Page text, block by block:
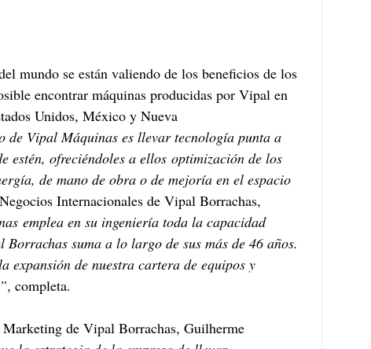
mundo se están valiendo de los beneficios de los
encontrar máquinas producidas por Vipal en
Unidos, México y Nueva
de Vipal Máquinas es llevar tecnología punta a
estén, ofreciéndoles a ellos optimización de los
de mano de obra o de mejoría en el espacio
Internacionales de Vipal Borrachas,
emplea en su ingeniería toda la capacidad
suma a lo largo de sus más de 46 años.
expansión de nuestra cartera de equipos y
, completa.
de Vipal Borrachas, Guilherme